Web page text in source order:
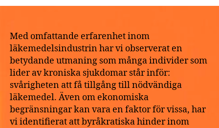
I
2
kokain
online
Med omfattande erfarenhet inom
läkemedelsindustrin har vi observerat en
betydande utmaning som många individer som
lider av kroniska sjukdomar står inför:
svårigheten att få tillgång till nödvändiga
läkemedel. Även om ekonomiska
begränsningar kan vara en faktor för vissa, har
vi identifierat att byråkratiska hinder inom